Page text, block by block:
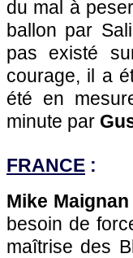
du mal à
ballon par
pas existé
courage, il a
été en
minute par
FRANCE :
Mike Maignan
besoin de
maîtrise des